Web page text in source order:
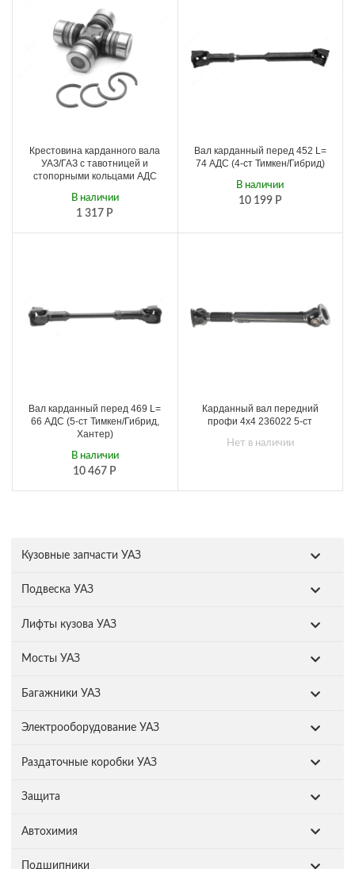
Кузовные запчасти УАЗ
Подвеска УАЗ
Лифты кузова УАЗ
Мосты УАЗ
Багажники УАЗ
Электрооборудование УАЗ
Раздаточные коробки УАЗ
Защита
Автохимия
Подшипники
Крестовина карданного вала
УАЗ/ГАЗ с тавотницей и
стопорными кольцами АДС
1 317 Р
В наличии
Вал карданный перед 452 L=
74 АДС (4-ст Тимкен/Гибрид)
10 199 Р
В наличии
Вал карданный перед 469 L=
66 АДС (5-ст Тимкен/Гибрид,
Хантер)
10 467 Р
В наличии
Карданный вал передний
профи 4х4 236022 5-ст
Нет в наличии